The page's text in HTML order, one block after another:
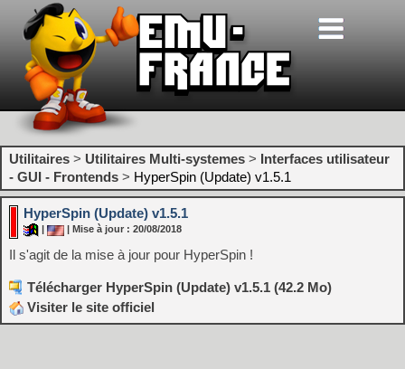
Utilitaires > Utilitaires Multi-systemes > Interfaces utilisateur
- GUI - Frontends > HyperSpin (Update) v1.5.1
HyperSpin (Update) v1.5.1
| Mise à jour : 20/08/2018
Il s'agit de la mise à jour pour HyperSpin !
Télécharger HyperSpin (Update) v1.5.1 (42.2 Mo)
Visiter le site officiel